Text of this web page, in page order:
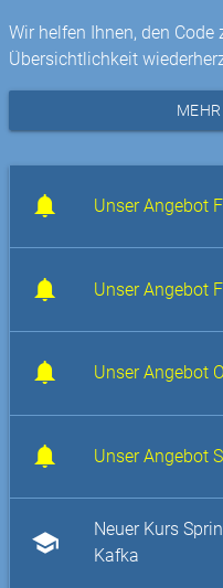
Wir helfen Ihnen, den
Übersichtlichkeit
Unser Angebot
Unser Angebot
Unser Angebot
Unser Angebot
school
Neuer Kurs
Kafka